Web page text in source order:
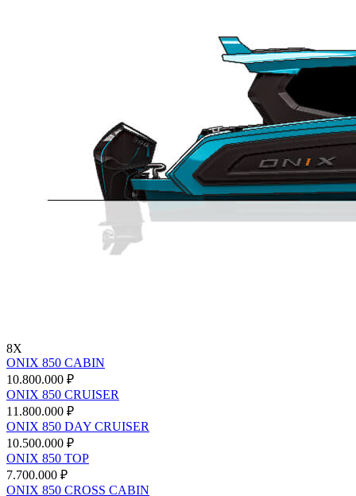
8X
ONIX 850 CABIN
10.800.000 ₽
ONIX 850 CRUISER
11.800.000 ₽
ONIX 850 DAY CRUISER
10.500.000 ₽
ONIX 850 TOP
7.700.000 ₽
ONIX 850 CROSS CABIN